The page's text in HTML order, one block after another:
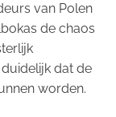
van Polen
de chaos
dat de
worden.